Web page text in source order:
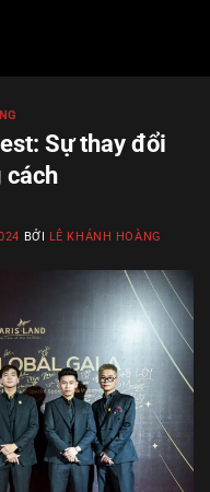
Sự thay đổi
cách
BỞI LÊ KHÁNH HOÀNG